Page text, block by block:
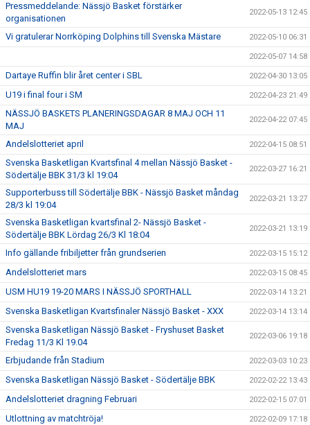
Pressmeddelande: Nässjö Basket förstärker
organisationen
2022-05-13 12:45
Vi gratulerar Norrköping Dolphins till Svenska Mästare 2022-05-10 06:31
2022-05-07 14:58
Dartaye Ruffin blir året center i SBL 2022-04-30 13:05
U19 i final four i SM 2022-04-23 21:49
NÄSSJÖ BASKETS PLANERINGSDAGAR 8 MAJ OCH 11
MAJ
2022-04-22 07:45
Andelslotteriet april 2022-04-15 08:51
Svenska Basketligan Kvartsfinal 4 mellan Nässjö Basket -
Södertälje BBK 31/3 kl 19:04
2022-03-27 16:21
Supporterbuss till Södertälje BBK - Nässjö Basket måndag
28/3 kl 19:04
2022-03-21 13:27
Svenska Basketligan kvartsfinal 2- Nässjö Basket -
Södertälje BBK Lördag 26/3 Kl 18:04
2022-03-21 13:19
Info gällande fribiljetter från grundserien 2022-03-15 15:12
Andelslotteriet mars 2022-03-15 08:45
USM HU19 19-20 MARS I NÄSSJÖ SPORTHALL 2022-03-14 13:21
Svenska Basketligan Kvartsfinaler Nässjö Basket - XXX 2022-03-14 13:14
Svenska Basketligan Nässjö Basket - Fryshuset Basket
Fredag 11/3 Kl 19.04
2022-03-06 19:18
Erbjudande från Stadium 2022-03-03 10:23
Svenska Basketligan Nässjö Basket - Södertälje BBK 2022-02-22 13:43
Andelslotteriet dragning Februari 2022-02-15 07:01
Utlottning av matchtröja! 2022-02-09 17:18